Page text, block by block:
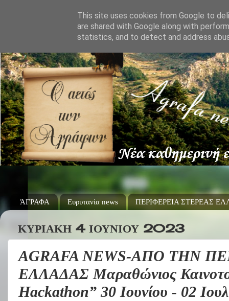
ΆΓΡΑΦΑ Ευρυτανία news ΠΕΡΙΦΕΡΕΙΑ ΣΤΕΡΕΑΣ
ΚΥΡΙΑΚΉ 4 ΙΟΥΝΊΟΥ 2023
AGRAFA NEWS-ΑΠΟ ΤΗΝ
ΕΛΛΑΔΑΣ Μαραθώνιος
Hackathon” 30 Ιουνίου - 02
This site uses cookies from Google to
are shared with Google along with
statistics, and to detect and address